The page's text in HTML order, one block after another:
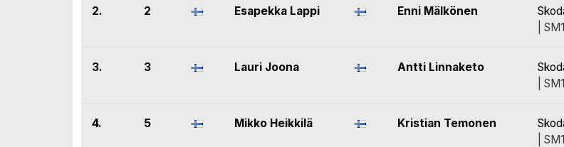
2. 2 Esapekka Lappi Enni Mälkönen
| SM1
3. 3 Lauri Joona Antti Linnaketo
| SM1
4. 5 Mikko Heikkilä Kristian Temonen
| SM1